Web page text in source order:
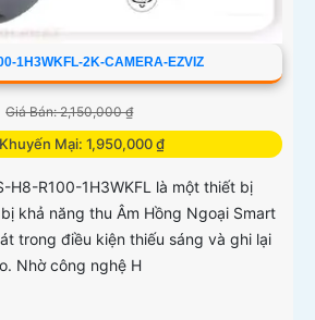
1H3WKFL-2K-CAMERA-EZVIZ
Giá Bán: 2,150,000 ₫
Mại: 1,950,000 ₫
H8-R100-1H3WKFL là một thiết bị
khả năng thu Âm Hồng Ngoại Smart
trong điều kiện thiếu sáng và ghi lại
Nhờ công nghệ H